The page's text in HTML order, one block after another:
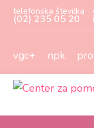
telefonska številka
(02) 235 05 20
vgc+ npk